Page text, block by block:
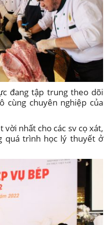
đang tập trung theo dõi
cùng chuyên nghiệp của
nhất cho các sv cọ xát,
quá trình học lý thuyết ở